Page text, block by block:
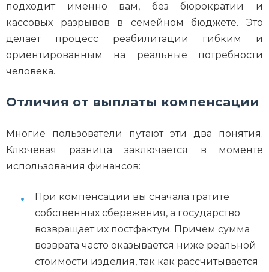
подходит именно вам, без бюрократии и
кассовых разрывов в семейном бюджете. Это
делает процесс реабилитации гибким и
ориентированным на реальные потребности
человека.
Отличия от выплаты компенсации
Многие пользователи путают эти два понятия.
Ключевая разница заключается в моменте
использования финансов:
При компенсации вы сначала тратите
собственных сбережения, а государство
возвращает их постфактум. Причем сумма
возврата часто оказывается ниже реальной
стоимости изделия, так как рассчитывается